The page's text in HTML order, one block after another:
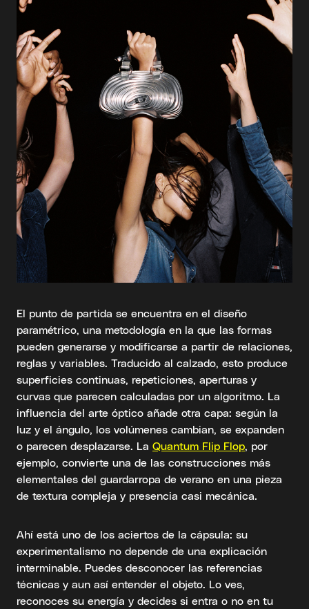
El punto de partida se encuentra en el diseño
paramétrico, una metodología en la que las formas
pueden generarse y modificarse a partir de relaciones,
reglas y variables. Traducido al calzado, esto produce
superficies continuas, repeticiones, aperturas y
curvas que parecen calculadas por un algoritmo. La
influencia del arte óptico añade otra capa: según la
luz y el ángulo, los volúmenes cambian, se expanden
o parecen desplazarse. La Quantum Flip Flop , por
ejemplo, convierte una de las construcciones más
elementales del guardarropa de verano en una pieza
de textura compleja y presencia casi mecánica.
Ahí está uno de los aciertos de la cápsula: su
experimentalismo no depende de una explicación
interminable. Puedes desconocer las referencias
técnicas y aun así entender el objeto. Lo ves,
reconoces su energía y decides si entra o no en tu